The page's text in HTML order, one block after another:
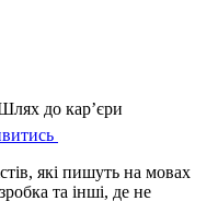
до кар’єри
які пишуть на мовах
та інші, де не